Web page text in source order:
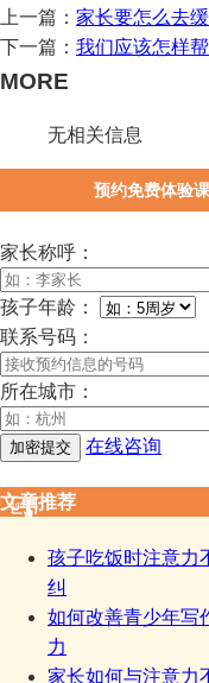
上一篇： 家长要怎么去
下一篇： 我们应该怎样
MORE
无相关信息
预约免费体验课
家长称呼：
孩子年龄：
联系号码：
所在城市：
在线咨询
文章推荐
孩子吃饭时注意力
纠
如何改善青少年写
力
家长如何与注意力